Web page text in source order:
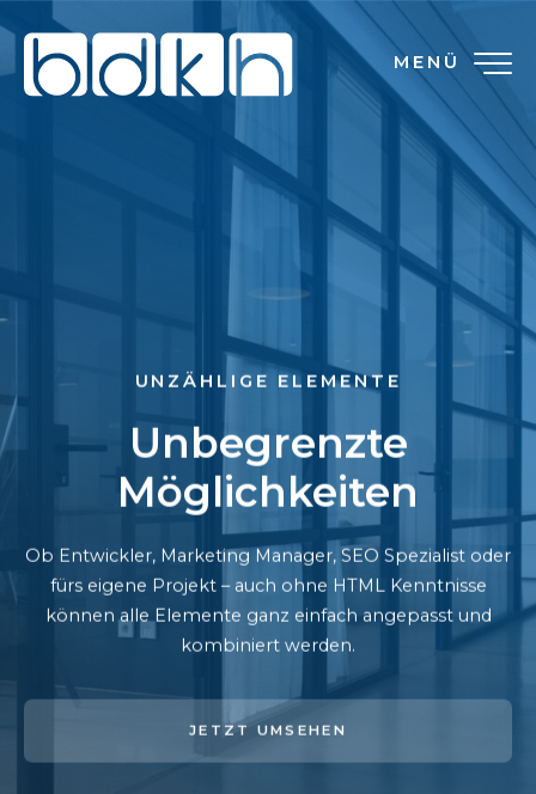
MENÜ
UNZÄHLIGE ELEMENTE
Unbegrenzte
Möglichkeiten
Ob Entwickler, Marketing Manager, SEO Spezialist oder
fürs eigene Projekt – auch ohne HTML Kenntnisse
können alle Elemente ganz einfach angepasst und
kombiniert werden.
JETZT UMSEHEN